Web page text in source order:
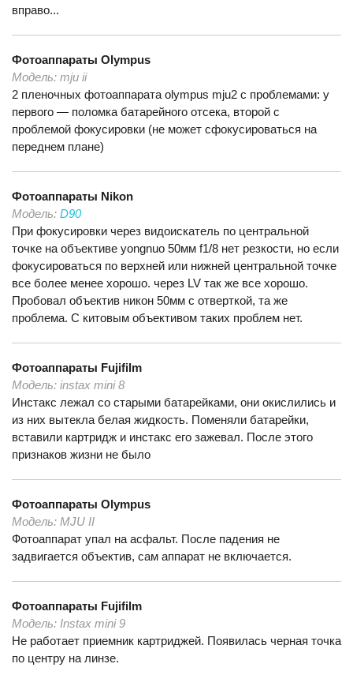
вправо...
Фотоаппараты Olympus
Модель: mju ii
2 пленочных фотоаппарата olympus mju2 с проблемами: у
первого — поломка батарейного отсека, второй с
проблемой фокусировки (не может сфокусироваться на
переднем плане)
Фотоаппараты Nikon
Модель: D90
При фокусировки через видоискатель по центральной
точке на объективе yongnuo 50мм f1/8 нет резкости, но если
фокусироваться по верхней или нижней центральной точке
все более менее хорошо. через LV так же все хорошо.
Пробовал объектив никон 50мм с отверткой, та же
проблема. С китовым объективом таких проблем нет.
Фотоаппараты Fujifilm
Модель: instax mini 8
Инстакс лежал со старыми батарейками, они окислились и
из них вытекла белая жидкость. Поменяли батарейки,
вставили картридж и инстакс его зажевал. После этого
признаков жизни не было
Фотоаппараты Olympus
Модель: MJU II
Фотоаппарат упал на асфальт. После падения не
задвигается объектив, сам аппарат не включается.
Фотоаппараты Fujifilm
Модель: Instax mini 9
Не работает приемник картриджей. Появилась черная точка
по центру на линзе.